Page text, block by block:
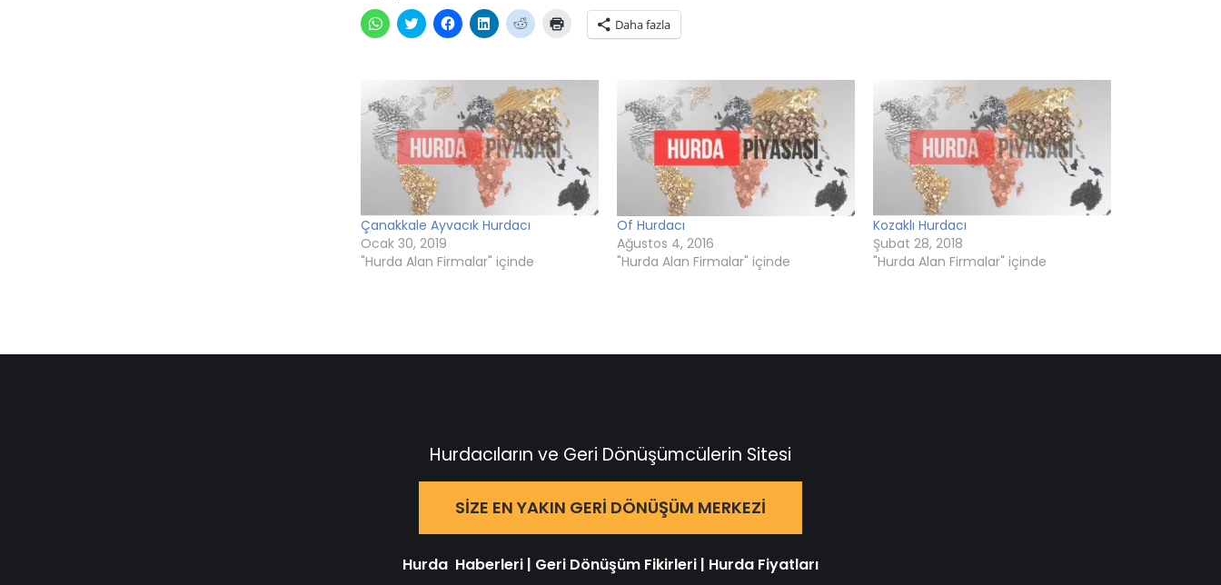
WhatsApp'ta
paylaşmak
pencerede
açılır)
Twitter
üzerinde
(Yeni
pencerede
açılır)
Facebook'ta
paylaşmak
pencerede
açılır)
Linkedln
üzerinden
(Yeni
pencerede
açılır)
Reddit
üzerinde
(Yeni
pencerede
açılır)
Yazdırmak
tıklayın
açılır)
Daha fazla
Çanakkale Ayvacık Hurdacı
Ocak 30, 2019
"Hurda Alan Firmalar" içinde
Of Hurdacı
Ağustos 4, 2016
"Hurda Alan Firmalar" içinde
Kozaklı Hurdacı
Şubat 28, 2018
"Hurda Alan Firmalar" içinde
Hurdacıların ve Geri Dönüşümcülerin Sitesi
SIZE EN YAKIN GERI DÖNÜŞÜM MERKEZI
Hurda Haberleri | Geri Dönüşüm Fikirleri | Hurda Fiyatları